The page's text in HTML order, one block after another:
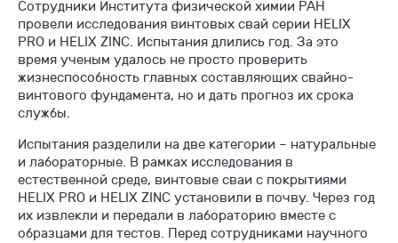
Сотрудники Института физической химии РАН
провели исследования винтовых свай серии HELIX
PRO и HELIX ZINC. Испытания длились год. За это
время ученым удалось не просто проверить
жизнеспособность главных составляющих свайно-
винтового фундамента, но и дать прогноз их срока
службы.
Испытания разделили на две категории – натуральные
и лабораторные. В рамках исследования в
естественной среде, винтовые сваи с покрытиями
HELIX PRO и HELIX ZINC установили в почву. Через год
их извлекли и передали в лабораторию вместе с
образцами для тестов. Перед сотрудниками научного